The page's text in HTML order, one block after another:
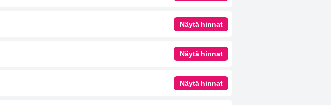
Näytä hinnat
Näytä hinnat
Näytä hinnat